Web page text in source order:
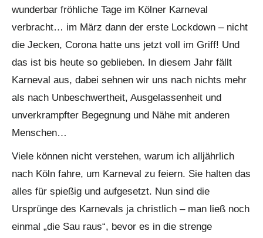
wunderbar fröhliche Tage im Kölner Karneval
verbracht… im März dann der erste Lockdown – nicht
die Jecken, Corona hatte uns jetzt voll im Griff! Und
das ist bis heute so geblieben. In diesem Jahr fällt
Karneval aus, dabei sehnen wir uns nach nichts mehr
als nach Unbeschwertheit, Ausgelassenheit und
unverkrampfter Begegnung und Nähe mit anderen
Menschen…
Viele können nicht verstehen, warum ich alljährlich
nach Köln fahre, um Karneval zu feiern. Sie halten das
alles für spießig und aufgesetzt. Nun sind die
Ursprünge des Karnevals ja christlich – man ließ noch
einmal „die Sau raus“, bevor es in die strenge